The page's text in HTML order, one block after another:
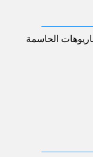
الحاسمة